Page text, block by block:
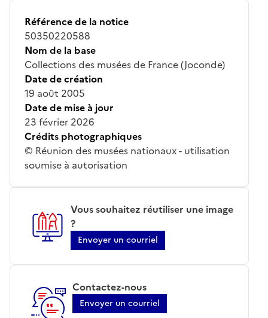
Référence de la notice
50350220588
Nom de la base
Collections des musées de France (Joconde)
Date de création
19 août 2005
Date de mise à jour
23 février 2026
Crédits photographiques
© Réunion des musées nationaux - utilisation
soumise à autorisation
Vous souhaitez réutiliser une image
?
Envoyer un courriel
Contactez-nous
Envoyer un courriel